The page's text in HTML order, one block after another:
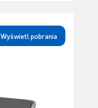
Wyświetl pobrania